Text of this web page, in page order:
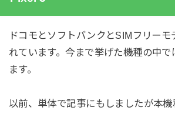
ドコモとソフトバンクとSIMフリーモ
れています。今まで挙げた機種の中で
ます。
以前、単体で記事にもしましたが本